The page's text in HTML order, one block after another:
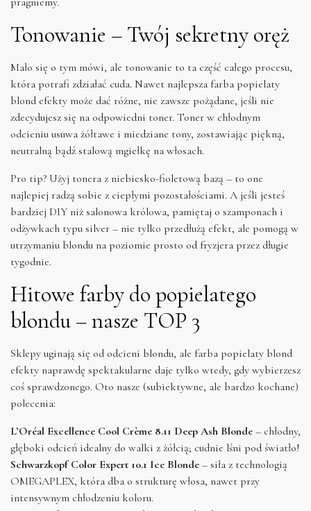
Tonowanie – Twój sekretny oręż
Mało się o tym mówi, ale tonowanie to ta część całego procesu,
która potrafi zdziałać cuda. Nawet najlepsza farba popielaty
blond efekty może dać różne, nie zawsze pożądane, jeśli nie
zdecydujesz się na odpowiedni toner. Toner w chłodnym
odcieniu usuwa żółtawe i miedziane tony, zostawiając piękną,
neutralną bądź stalową mgiełkę na włosach.
Pro tip? Użyj tonera z niebiesko-fioletową bazą – to one
najlepiej radzą sobie z ciepłymi pozostałościami. A jeśli jesteś
bardziej DIY niż salonowa królowa, pamiętaj o szamponach i
odżywkach typu silver – nie tylko przedłużą efekt, ale pomogą w
utrzymaniu blondu na poziomie prosto od fryzjera przez długie
tygodnie.
Hitowe farby do popielatego
blondu – nasze TOP 3
Sklepy uginają się od odcieni blondu, ale farba popielaty blond
efekty naprawdę spektakularne daje tylko wtedy, gdy wybierzesz
coś sprawdzonego. Oto nasze (subiektywne, ale bardzo kochane)
polecenia:
L’Oréal Excellence Cool Crème 8.11 Deep Ash Blonde – chłodny,
głęboki odcień idealny do walki z żółcią; cudnie lśni pod światło!
Schwarzkopf Color Expert 10.1 Ice Blonde – siła z technologią
OMEGAPLEX, która dba o strukturę włosa, nawet przy
intensywnym chłodzeniu koloru.